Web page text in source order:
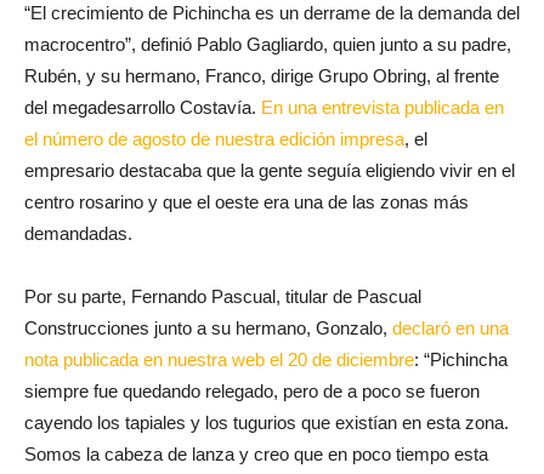
“El crecimiento de Pichincha es un derrame de la demanda del
macrocentro”, definió Pablo Gagliardo, quien junto a su padre,
Rubén, y su hermano, Franco, dirige Grupo Obring, al frente
del megadesarrollo Costavía.En una entrevista publicada en
el número de agosto de nuestra edición impresa, el
empresario destacaba que la gente seguía eligiendo vivir en el
centro rosarino y que el oeste era una de las zonas más
Por su parte, Fernando Pascual, titular de Pascual
Construcciones junto a su hermano, Gonzalo,declaró en una
nota publicada en nuestra web el 20 de diciembre: “Pichincha
siempre fue quedando relegado, pero de a poco se fueron
cayendo los tapiales y los tugurios que existían en esta zona.